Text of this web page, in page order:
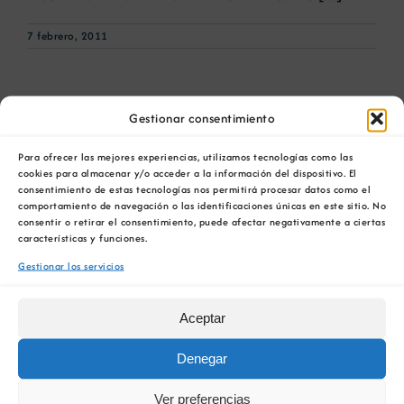
Gestionar consentimiento
Para ofrecer las mejores experiencias, utilizamos tecnologías como las
cookies para almacenar y/o acceder a la información del dispositivo. El
consentimiento de estas tecnologías nos permitirá procesar datos como el
comportamiento de navegación o las identificaciones únicas en este sitio. No
consentir o retirar el consentimiento, puede afectar negativamente a ciertas
características y funciones.
Gestionar los servicios
Aceptar
Denegar
Ver preferencias
7 febrero, 2011
La historia de los balnearios